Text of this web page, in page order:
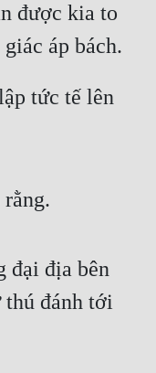
được kia to
áp bách.
tức tế lên
đại địa bên
thú đánh tới